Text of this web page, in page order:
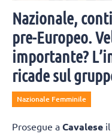
Nazionale,
pre-Europeo.
importante?
ricade sul
Nazionale Femminile
Prosegue a Cavalese